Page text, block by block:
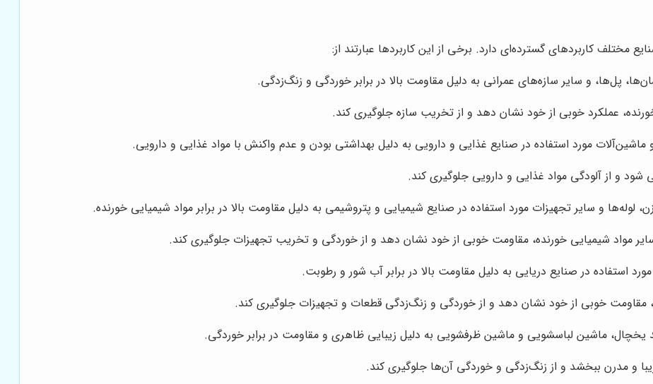
پل‌ها، و سایر سازه‌های عمرانی به دلیل مقاومت بالا در برابر خوردگی و زنگ‌زدگی.
مورد استفاده در صنایع غذایی و دارویی به دلیل بهداشتی بودن و عدم واکنش با مواد غذایی و دارویی.
لوله‌ها و سایر تجهیزات مورد استفاده در صنایع شیمیایی و پتروشیمی به دلیل مقاومت بالا در برابر مواد شیمیایی خورنده.
استفاده در صنایع دریایی به دلیل مقاومت بالا در برابر آب شور و رطوبت.
یخچال، ماشین لباسشویی و ماشین ظرفشویی به دلیل زیبایی ظاهری و مقاومت در برابر خوردگی.